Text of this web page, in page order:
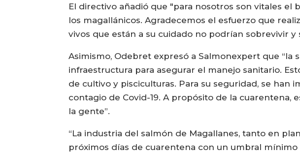
El directivo añadió que "para nosotros son vitales el
los magallánicos. Agradecemos el esfuerzo que
vivos que están a su cuidado no podrían sobrevivir
Asimismo, Odebret expresó a Salmonexpert que
infraestructura para asegurar el manejo sanitario.
de cultivo y pisciculturas. Para su seguridad, se
contagio de Covid-19. A propósito de la
la gente”.
“La industria del salmón de Magallanes, tanto en
próximos días de cuarentena con un umbral